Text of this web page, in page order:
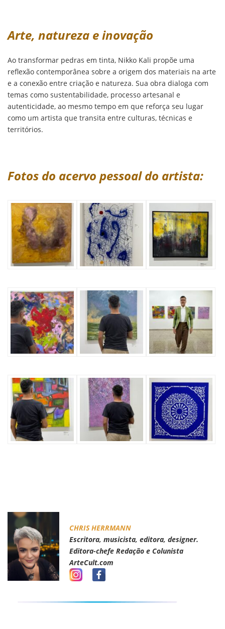
Arte, natureza e inovação
Ao transformar pedras em tinta, Nikko Kali propõe uma
reflexão contemporânea sobre a origem dos materiais na arte
e a conexão entre criação e natureza. Sua obra dialoga com
temas como sustentabilidade, processo artesanal e
autenticidade, ao mesmo tempo em que reforça seu lugar
como um artista que transita entre culturas, técnicas e
territórios.
Fotos do acervo pessoal do artista:
CHRIS HERRMANN
Escritora, musicista, editora, designer.
Editora-chefe Redação e Colunista
ArteCult.com